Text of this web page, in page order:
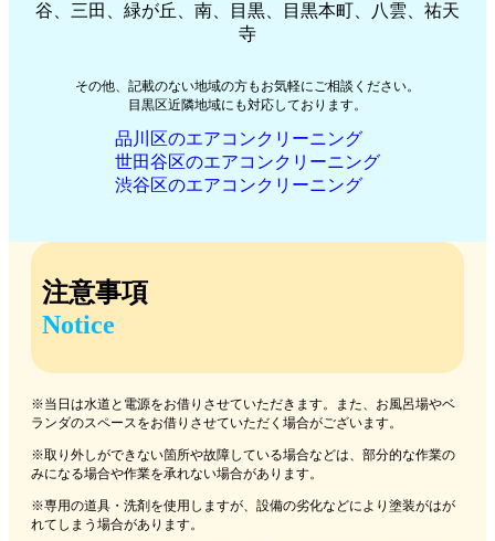
谷、三田、緑が丘、南、目黒、目黒本町、八雲、祐天
寺
その他、記載のない地域の方もお気軽にご相談ください。
目黒区近隣地域にも対応しております。
品川区のエアコンクリーニング
世田谷区のエアコンクリーニング
渋谷区のエアコンクリーニング
注意事項
Notice
※当日は水道と電源をお借りさせていただきます。また、お風呂場やベ
ランダのスペースをお借りさせていただく場合がございます。
※取り外しができない箇所や故障している場合などは、部分的な作業の
みになる場合や作業を承れない場合があります。
※専用の道具・洗剤を使用しますが、設備の劣化などにより塗装がはが
れてしまう場合があります。